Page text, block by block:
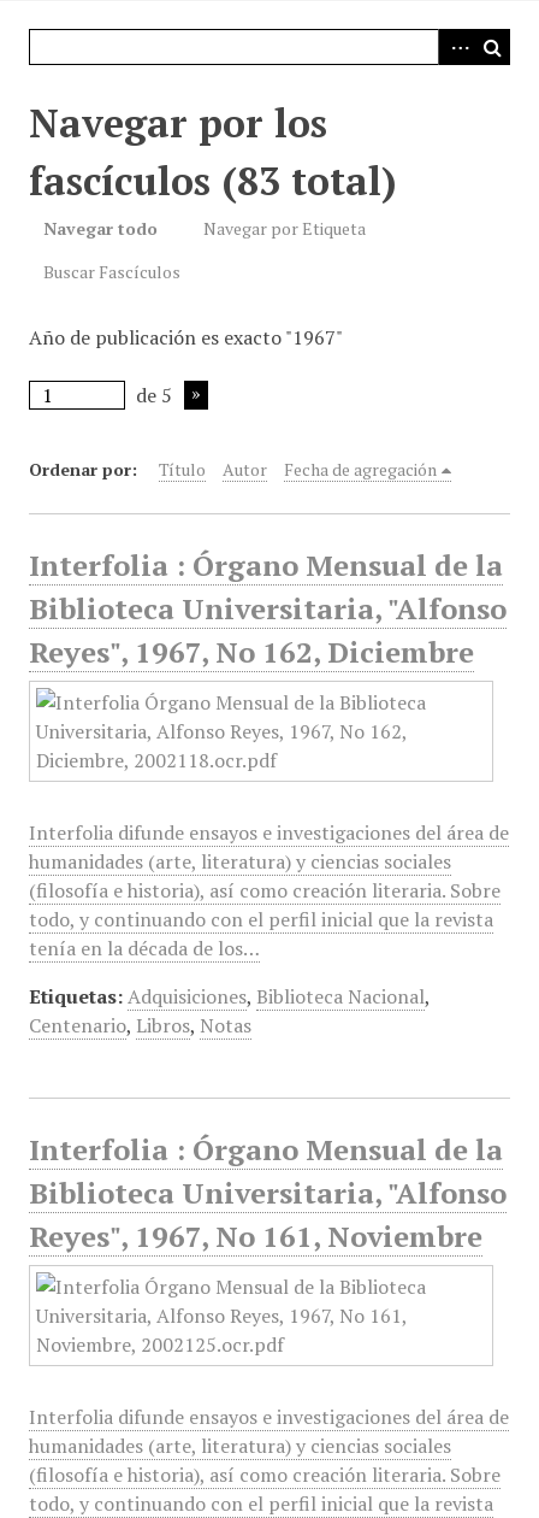
Navegar por los
fascículos (83 total)
Navegar todo
Navegar por Etiqueta
Buscar Fascículos
Año de publicación es exacto "1967"
de 5
Ordenar por: Título Autor Fecha de agregación
Interfolia : Órgano Mensual de la
Biblioteca Universitaria, "Alfonso
Reyes", 1967, No 162, Diciembre
Interfolia difunde ensayos e investigaciones del área de
humanidades (arte, literatura) y ciencias sociales
(filosofía e historia), así como creación literaria. Sobre
todo, y continuando con el perfil inicial que la revista
tenía en la década de los…
Etiquetas: Adquisiciones, Biblioteca Nacional,
Centenario, Libros, Notas
Interfolia : Órgano Mensual de la
Biblioteca Universitaria, "Alfonso
Reyes", 1967, No 161, Noviembre
Interfolia difunde ensayos e investigaciones del área de
humanidades (arte, literatura) y ciencias sociales
(filosofía e historia), así como creación literaria. Sobre
todo, y continuando con el perfil inicial que la revista